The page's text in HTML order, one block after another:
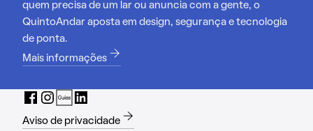
quem precisa de um lar ou anuncia com a gente, o
QuintoAndar aposta em design, segurança e tecnologia
de ponta.
Mais informações
Aviso de privacidade